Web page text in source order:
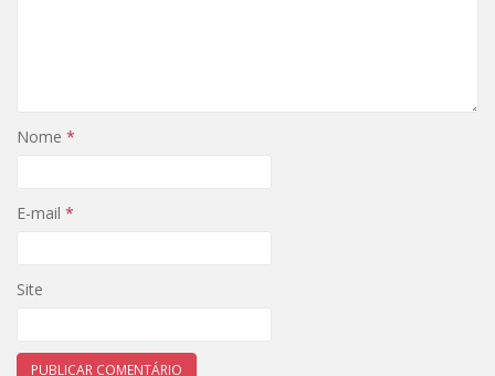
Nome *
E-mail *
Site